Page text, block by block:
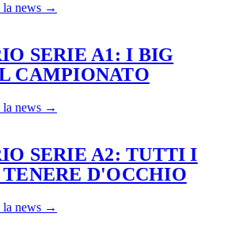
la news →
SERIE A1: I BIG
CAMPIONATO
la news →
SERIE A2: TUTTI I
D'OCCHIO
la news →